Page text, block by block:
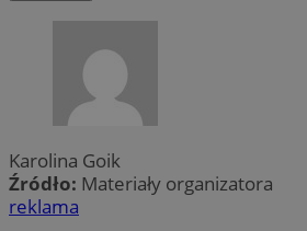
Karolina Goik
Źródło: Materiały organizatora
reklama